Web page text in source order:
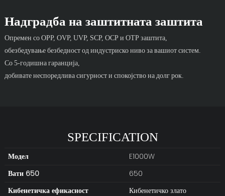
Надградба на заштитната заштита
Опремен со OPP, OVP, UVP, SCP, OCP и OTP заштита,
обезбедување безбедност од индустриско ниво за вашиот систем.
Со 5-годишна гаранција,
добивате неспоредлива сигурност и спокојство на долг рок.
SPECIFICATION
Модел
E1000W
Вати 650
650
Кибенетичка ефикасност
Кибенетичко злато